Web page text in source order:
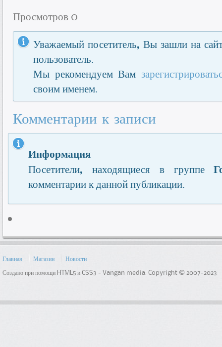
Просмотров 0
Уважаемый посетитель, Вы зашли на
пользователь.
Мы рекомендуем Вам
своим именем.
Комментарии к записи
Информация
Посетители, находящиеся в группе
комментарии к данной публикации.
Главная Магазин
Новости
Создано при помощи HTML5 и CSS3 - Vangan media. Copyright © 2007-2023